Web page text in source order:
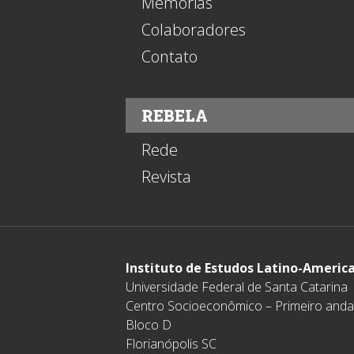
Colaboradores
Contato
REBELA
Rede
Revista
Instituto de Estudos Latino-
Universidade Federal de Santa Catarina
Centro Socioeconômico – Primeiro
Bloco D
Florianópolis SC